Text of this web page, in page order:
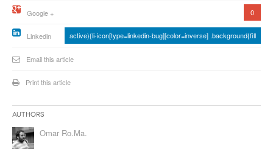
Google + 0
Linkedin active){li-icon[type=linkedin-bug][color=inverse] .background{fill
Email this article
Print this article
Authors
Omar Ro.Ma.